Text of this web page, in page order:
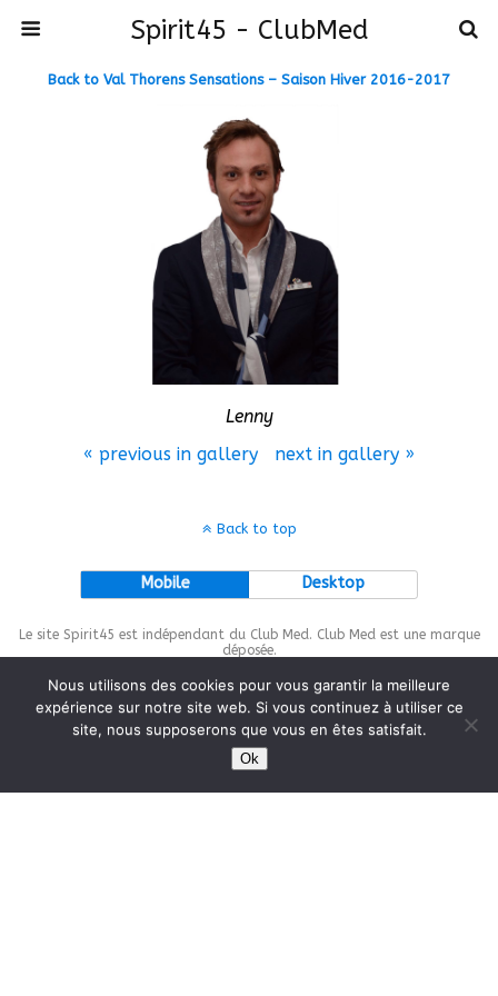
Spirit45 - ClubMed
Back to Val Thorens Sensations – Saison Hiver 2016-2017
Lenny
« previous in gallery
next in gallery »
Back to top
Mobile Desktop
Le site Spirit45 est indépendant du Club Med. Club Med est une marque
déposée.
This site is protected bywp-copyrightpro.com
Nous utilisons des cookies pour vous garantir la meilleure
expérience sur notre site web. Si vous continuez à utiliser ce
site, nous supposerons que vous en êtes satisfait.
Ok